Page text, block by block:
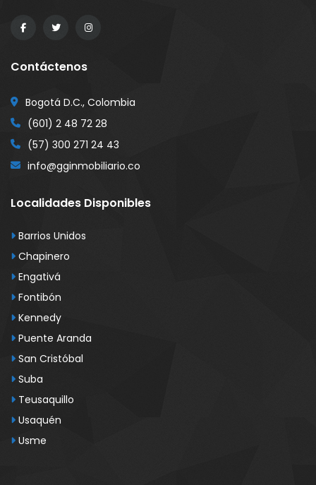
Contáctenos
Bogotá D.C., Colombia
(601) 2 48 72 28
(57) 300 271 24 43
info@gginmobiliario.co
Localidades Disponibles
Barrios Unidos
Chapinero
Engativá
Fontibón
Kennedy
Puente Aranda
San Cristóbal
Suba
Teusaquillo
Usaquén
Usme